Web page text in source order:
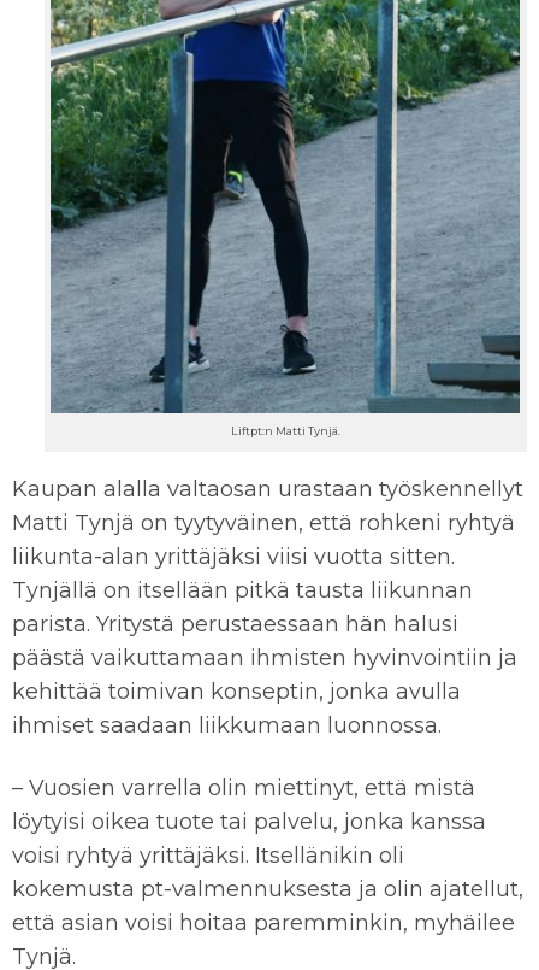
Liftpt:n Matti Tynjä.
Kaupan alalla valtaosan urastaan työskennellyt
Matti Tynjä on tyytyväinen, että rohkeni ryhtyä
liikunta-alan yrittäjäksi viisi vuotta sitten.
Tynjällä on itsellään pitkä tausta liikunnan
parista. Yritystä perustaessaan hän halusi
päästä vaikuttamaan ihmisten hyvinvointiin ja
kehittää toimivan konseptin, jonka avulla
ihmiset saadaan liikkumaan luonnossa.
– Vuosien varrella olin miettinyt, että mistä
löytyisi oikea tuote tai palvelu, jonka kanssa
voisi ryhtyä yrittäjäksi. Itsellänikin oli
kokemusta pt-valmennuksesta ja olin ajatellut,
että asian voisi hoitaa paremminkin, myhäilee
Tynjä.